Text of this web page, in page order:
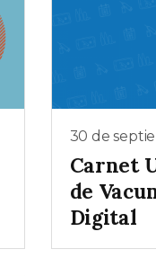
30 de
Carnet
de
Digital